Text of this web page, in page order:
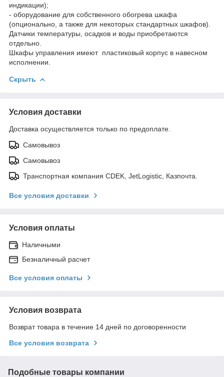
индикации);
- оборудование для собственного обогрева шкафа
(опционально, а также для некоторых стандартных шкафов).
Датчики температуры, осадков и воды приобретаются
отдельно.
Шкафы управления имеют пластиковый корпус в навесном
исполнении.
Скрыть
Условия доставки
Доставка осуществляется только по предоплате.
Самовывоз
Самовывоз
Транспортная компания CDEK, JetLogistic, Казпочта.
Все условия доставки
Условия оплаты
Наличными
Безналичный расчет
Все условия оплаты
Условия возврата
Возврат товара в течение 14 дней по договоренности
Все условия возврата
Подобные товары компании